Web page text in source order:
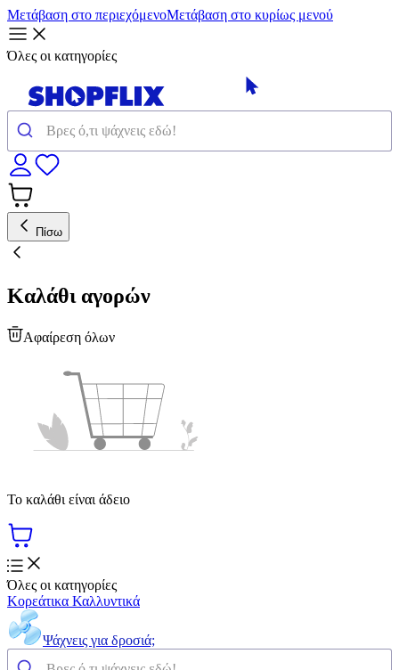
Μετάβαση στο περιεχόμενοΜετάβαση στο κυρίως μενού
Όλες οι κατηγορίες
Πίσω
Καλάθι αγορών
Αφαίρεση όλων
Το καλάθι είναι άδειο
Όλες οι κατηγορίες
Κορεάτικα Καλλυντικά
Ψάχνεις για δροσιά;